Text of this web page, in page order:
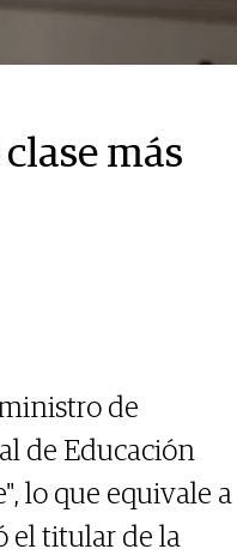
más
de
de Educación
lo que equivale a
el titular de la